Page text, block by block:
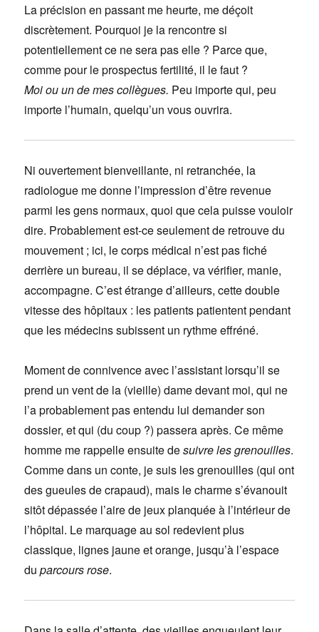
La précision en passant me heurte, me déçoit
discrètement. Pourquoi je la rencontre si
potentiellement ce ne sera pas elle ? Parce que,
comme pour le prospectus fertilité, il le faut ?
Moi ou un de mes collègues. Peu importe qui, peu
importe l’humain, quelqu’un vous ouvrira.
Ni ouvertement bienveillante, ni retranchée, la
radiologue me donne l’impression d’être revenue
parmi les gens normaux, quoi que cela puisse vouloir
dire. Probablement est-ce seulement de retrouve du
mouvement ; ici, le corps médical n’est pas fiché
derrière un bureau, il se déplace, va vérifier, manie,
accompagne. C’est étrange d’ailleurs, cette double
vitesse des hôpitaux : les patients patientent pendant
que les médecins subissent un rythme effréné.
Moment de connivence avec l’assistant lorsqu’il se
prend un vent de la (vieille) dame devant moi, qui ne
l’a probablement pas entendu lui demander son
dossier, et qui (du coup ?) passera après. Ce même
homme me rappelle ensuite desuivre les grenouilles.
Comme dans un conte, je suis les grenouilles (qui ont
des gueules de crapaud), mais le charme s’évanouit
sitôt dépassée l’aire de jeux planquée à l’intérieur de
l’hôpital. Le marquage au sol redevient plus
classique, lignes jaune et orange, jusqu’à l’espace
duparcours rose.